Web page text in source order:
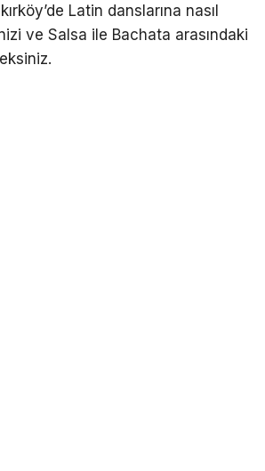
Latin danslarına nasıl
ve Salsa ile Bachata arasındaki